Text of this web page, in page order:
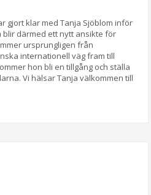
gjort klar med Tanja Sjöblom inför
blir därmed ett nytt ansikte för
ursprungligen från
internationell väg fram till
hon bli en tillgång och ställa
Vi hälsar Tanja välkommen till